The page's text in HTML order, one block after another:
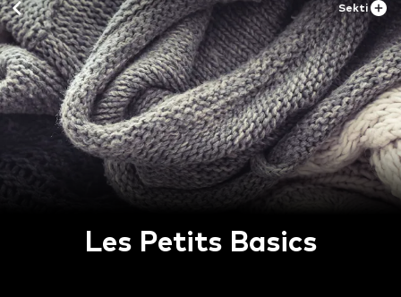
Sekti
Les Petits Basics